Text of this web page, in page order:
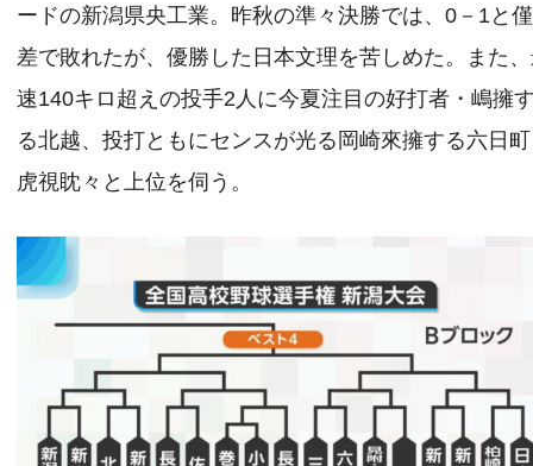
ードの新潟県央工業。昨秋の準々決勝では、0－1と僅
差で敗れたが、優勝した日本文理を苦しめた。また
速140キロ超えの投手2人に今夏注目の好打者・嶋擁
る北越、投打ともにセンスが光る岡崎來擁する六日
虎視眈々と上位を伺う。